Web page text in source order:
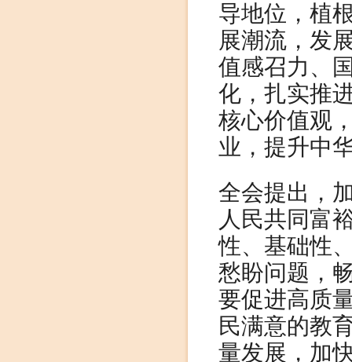
导地位，植
展潮流，发
值感召力、
化，扎实推
核心价值观
业，提升中
全会提出，
人民共同富
性、基础性
愁盼问题，
要促进高质
民满意的教
量发展，加